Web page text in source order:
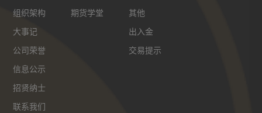
组织架构
大事记
公司荣誉
信息公示
招贤纳士
联系我们
期货学堂
其他
出入金
交易提示